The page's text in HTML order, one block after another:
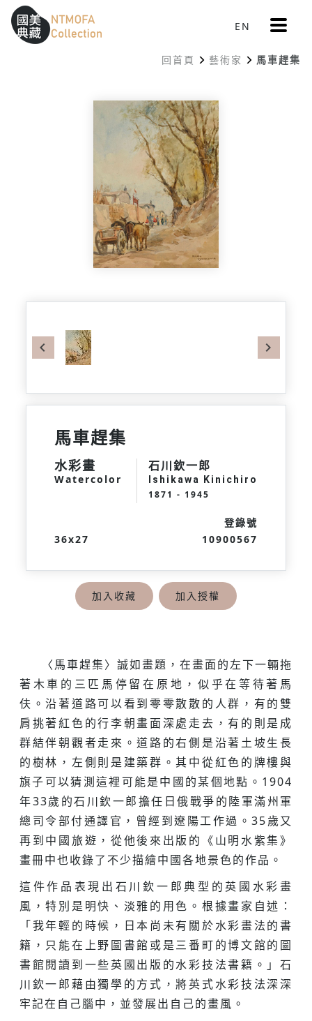
跳到中間主要內容區
網站導覽
::: EN 更
多
單
回首頁 藝術家 馬車趕集
Previous
馬車趕集
水彩畫
Watercolor
石川欽一郎
Ishikawa Kinichiro
1871 - 1945
36x27
登錄號
10900567
加入收藏 加入授權
〈馬車趕集〉誠如畫題，在畫面的左下一輛拖
著木車的三匹馬停留在原地，似乎在等待著馬
伕。沿著道路可以看到零零散散的人群，有的雙
肩挑著紅色的行李朝畫面深處走去，有的則是成
群結伴朝觀者走來。道路的右側是沿著土坡生長
的樹林，左側則是建築群。其中從紅色的牌樓與
旗子可以猜測這裡可能是中國的某個地點。1904
年33歲的石川欽一郎擔任日俄戰爭的陸軍滿州軍
總司令部付通譯官，曾經到遼陽工作過。35歲又
再到中國旅遊，從他後來出版的《山明水紫集》
畫冊中也收錄了不少描繪中國各地景色的作品。
這件作品表現出石川欽一郎典型的英國水彩畫
風，特別是明快、淡雅的用色。根據畫家自述：
「我年輕的時候，日本尚未有關於水彩畫法的書
籍，只能在上野圖書館或是三番町的博文館的圖
書館閱讀到一些英國出版的水彩技法書籍。」石
川欽一郎藉由獨學的方式，將英式水彩技法深深
牢記在自己腦中，並發展出自己的畫風。